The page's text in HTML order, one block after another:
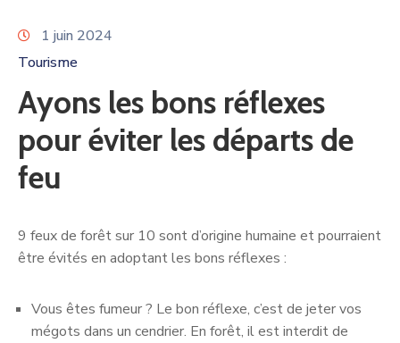
1 juin 2024
Tourisme
Ayons les bons réflexes
pour éviter les départs de
feu
9 feux de forêt sur 10 sont d’origine humaine et pourraient
être évités en adoptant les bons réflexes :
Vous êtes fumeur ? Le bon réflexe, c’est de jeter vos
mégots dans un cendrier. En forêt, il est interdit de